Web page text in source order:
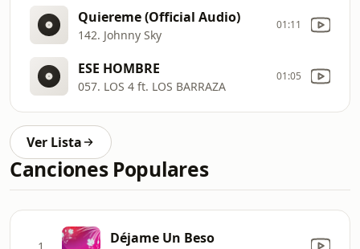
Quiereme (Official Audio)
142. Johnny Sky
01:11
ESE HOMBRE
057. LOS 4 ft. LOS BARRAZA
01:05
Ver Lista
Canciones Populares
1 Déjame Un Beso